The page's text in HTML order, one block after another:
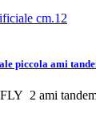
piccola ami
2 ami